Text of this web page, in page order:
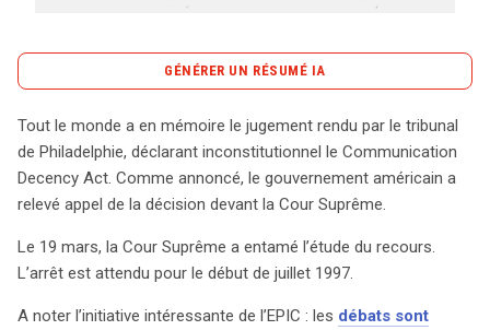
CONTACT
GÉNÉRER UN RÉSUMÉ IA
Le jugement rendu par le tribunal de Philadelphie a
marqué un tournant décisif en déclarant
inconstitutionnel le Communication Decency Act. Cette
américain, qui a saisi la Cour Suprême. Les audiences
ont débuté le 19 mars, et un arrêt est attendu pour le
début de juillet 1997, suscitant un vif intérêt tant sur le
Tout le monde a en mémoire le jugement rendu par le tribunal
de Philadelphie, déclarant inconstitutionnel le Communication
Decency Act. Comme annoncé, le gouvernement américain a
relevé appel de la décision devant la Cour Suprême.
Le 19 mars, la Cour Suprême a entamé l’étude du recours.
L’arrêt est attendu pour le début de juillet 1997.
A noter l’initiative intéressante de l’EPIC : les débats sont